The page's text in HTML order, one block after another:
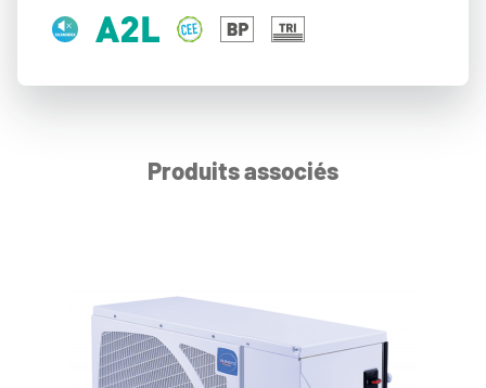
Produits associés